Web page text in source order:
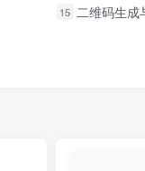
15 二维码生成